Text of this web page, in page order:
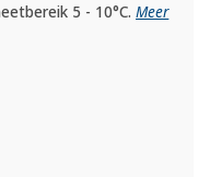
5 - 10°C.Meer